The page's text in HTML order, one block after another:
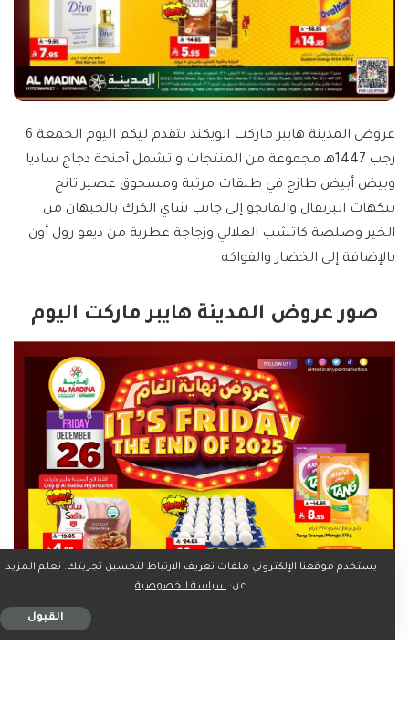
عروض المدينة هايبر ماركت الويكند بتقدم ليكم اليوم الجمعة 6
رجب 1447هـ مجموعة من المنتجات و تشمل أجنحة دجاج ساديا
وبيض أبيض طازج في طبقات مرتبة ومسحوق عصير تانج
بنكهات البرتقال والمانجو إلى جانب شاي الكرك بالحبهان من
الخير وصلصة كاتشب العلالي وزجاجة عطرية من ديفو رول أون
بالإضافة إلى الخضار والفواكه
صور عروض المدينة هايبر ماركت اليوم
يستخدم موقعنا الإلكتروني ملفات تعريف الارتباط لتحسين تجربتك. تعلم المزيد
عن: سياسة الخصوصية
القبول